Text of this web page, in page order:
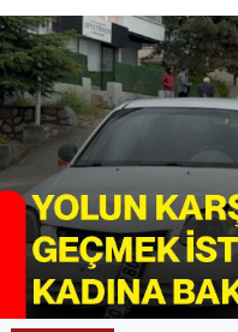
MAGAZİN
SAĞLIK
11:11 MANŞET
Haber Arşivi